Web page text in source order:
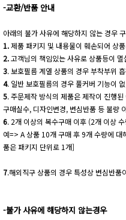
-교환/반품 안내
아래의 불가 사유에 해당하지 않는 경우
1.제품 패키지 및 내용물이 훼손되어 상
2.고객님의 책임있는 사유로 상품등이
3. 보호필름 계열 상품의 경우 부착부위
4. 일반 보호필름의 경우 풀커버 기능이
5. 주문제작 방식의 제품은 제작이 진행
구매실수, 디자인변경, 변심반품 등 불량
6. 2개 이상의 복수구매 이후 (2개 이상
예=> A 상품 10개 구매 후 9개 수량에
품은 패키지 단위로 1개]
7.해외직구 상품의 경우 특성상 변심반품
-불가 사유에 해당하지 않는경우